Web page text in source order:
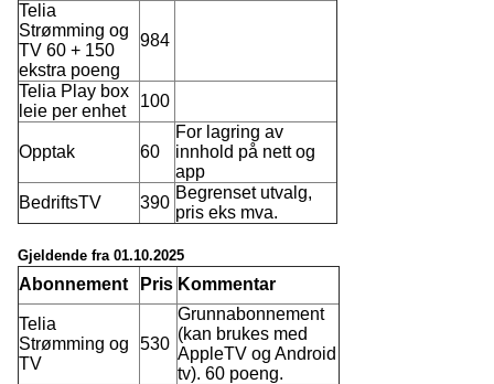
Telia
Strømming og
TV 60 + 150
ekstra poeng
984
Telia Play box
leie per enhet
100
Opptak 60
For lagring av
innhold på nett og
app
BedriftsTV
390
Begrenset utvalg,
pris eks mva.
Gjeldende fra 01.10.2025
Abonnement Pris Kommentar
Telia
Strømming og
TV
530
Grunnabonnement
(kan brukes med
AppleTV og Android
tv). 60 poeng.